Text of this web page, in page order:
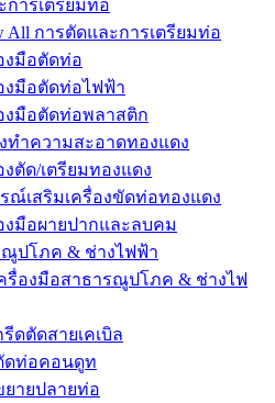
การเตรียมท่อ
All การตัดและการเตรียมท่อ
งมือตัดท่อ
งมือตัดท่อไฟฟ้า
งมือตัดท่อพลาสติก
ทำความสะอาดทองแดง
งตัด/เตรียมทองแดง
ณ์เสริมเครื่องขัดท่อทองแดง
งมือผายปากและลบคม
ณูปโภค & ช่างไฟฟ้า
ครื่องมือสาธารณูปโภค & ช่างไฟ
ดตัดสายเคเบิล
ดท่อคอนดูท
ยายปลายท่อ